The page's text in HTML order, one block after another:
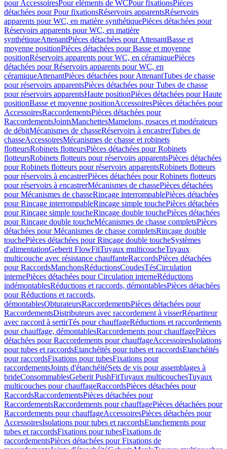
pour AccessoiresPour eléments de WCPour fixationsPièces
détachées pour Pour fixationsRéservoirs apparentsRéservoirs
apparents pour WC, en matière synthétiquePièces détachées pour
Réservoirs apparents pour WC, en matière
synthétiqueAttenantPièces détachées pour AttenantBasse et
moyenne positionPièces détachées pour Basse et moyenne
positionRéservoirs apparents pour WC, en céramiquePièces
détachées pour Réservoirs apparents pour WC, en
céramiqueAttenantPièces détachées pour AttenantTubes de chasse
pour réservoirs apparentsPièces détachées pour Tubes de chasse
pour réservoirs apparentsHaute positionPièces détachées pour Haute
positionBasse et moyenne positionAccessoiresPièces détachées pour
AccessoiresRaccordementsPièces détachées pour
RaccordementsJointsManchettesMamelons, rosaces et modérateurs
de débitMécanismes de chasseRéservoirs à encastrerTubes de
chasseAccessoiresMécanismes de chasse et robinets
flotteursRobinets flotteursPièces détachées pour Robinets
flotteursRobinets flotteurs pour réservoirs apparentsPièces détachées
pour Robinets flotteurs pour réservoirs apparentsRobinets flotteurs
pour réservoirs à encastrerPièces détachées pour Robinets flotteurs
pour réservoirs à encastrerMécanismes de chassePièces détachées
pour Mécanismes de chasseRinçage interrompablePièces détachées
pour Rinçage interrompableRinçage simple touchePièces détachées
pour Rinçage simple toucheRinçage double touchePièces détachées
pour Rinçage double toucheMécanismes de chasse completsPièces
détachées pour Mécanismes de chasse completsRinçage double
touchePièces détachées pour Rinçage double toucheSystèmes
d'alimentationGeberit FlowFitTuyaux multicoucheTuyaux
multicouche avec résistance chauffanteRaccordsPièces détachées
pour RaccordsManchonsRéductionsCoudesTésCirculation
internePièces détachées pour Circulation interneRéductions
indémontablesRéductions et raccords, démontablesPièces détachées
pour Réductions et raccords,
démontablesObturateursRaccordementsPièces détachées pour
RaccordementsDistributeurs avec raccordement à visserRépartiteur
avec raccord à sertirTés pour chauffageRéductions et raccordements
pour chauffage, démontablesRaccordements pour chauffagePièces
détachées pour Raccordements pour chauffageAccessoiresIsolations
pour tubes et raccordsEtanchéités pour tubes et raccordsEtanchéités
pour raccordsFixations pour tubesFixations pour
raccordementsJoints d'étanchéitéSets de vis pour assemblages à
brideConsommablesGeberit PushFitTuyaux multicouchesTuyaux
multicouches pour chauffageRaccordsPièces détachées pour
RaccordsRaccordementsPièces détachées pour
RaccordementsRaccordements pour chauffagePièces détachées pour
Raccordements pour chauffageAccessoiresPièces détachées pour
AccessoiresIsolations pour tubes et raccordsEtanchements pour
tubes et raccordsFixations pour tubesFixations de
raccordementsPièces détachées pour Fixations de